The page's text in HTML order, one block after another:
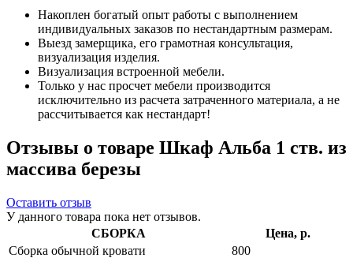
Накоплен богатый опыт работы с выполнением
индивидуальных заказов по нестандартным размерам.
Выезд замерщика, его грамотная консультация,
визуализация изделия.
Визуализация встроенной мебели.
Только у нас просчет мебели производится
исключительно из расчета затраченного материала, а не
рассчитывается как нестандарт!
Отзывы о товаре Шкаф Альба 1 ств. из
массива березы
Оставить отзыв
У данного товара пока нет отзывов.
СБОРКА
Цена, р.
Сборка обычной кровати
800